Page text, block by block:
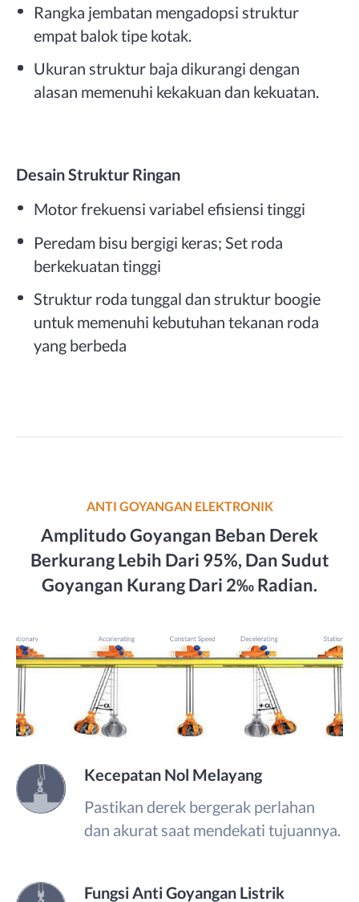
Rangka jembatan mengadopsi struktur
empat balok tipe kotak.
Ukuran struktur baja dikurangi dengan
alasan memenuhi kekakuan dan kekuatan.
Desain Struktur Ringan
Motor frekuensi variabel efisiensi tinggi
Peredam bisu bergigi keras; Set roda
berkekuatan tinggi
Struktur roda tunggal dan struktur boogie
untuk memenuhi kebutuhan tekanan roda
yang berbeda
ANTI GOYANGAN ELEKTRONIK
Amplitudo Goyangan Beban Derek
Berkurang Lebih Dari 95%, Dan Sudut
Goyangan Kurang Dari 2‰ Radian.
Kecepatan Nol Melayang
Pastikan derek bergerak perlahan
dan akurat saat mendekati tujuannya.
Fungsi Anti Goyangan Listrik